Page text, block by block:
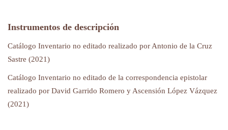
Instrumentos de descripción
Catálogo Inventario no editado realizado por Antonio de la Cruz
Sastre (2021)
Catálogo Inventario no editado de la correspondencia epistolar
realizado por David Garrido Romero y Ascensión López Vázquez
(2021)